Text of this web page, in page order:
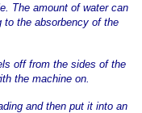
The amount of water can
to the absorbency of the
off from the sides of the
the machine on.
and then put it into an